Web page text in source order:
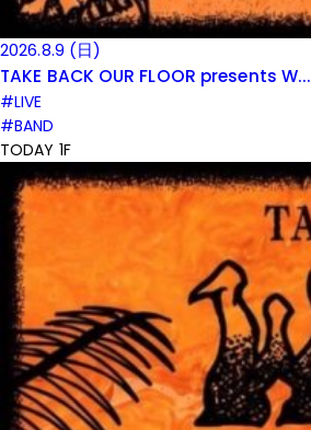
2026.8.9 (日)
TAKE BACK OUR FLOOR presents W...
#LIVE
#BAND
TODAY 1F